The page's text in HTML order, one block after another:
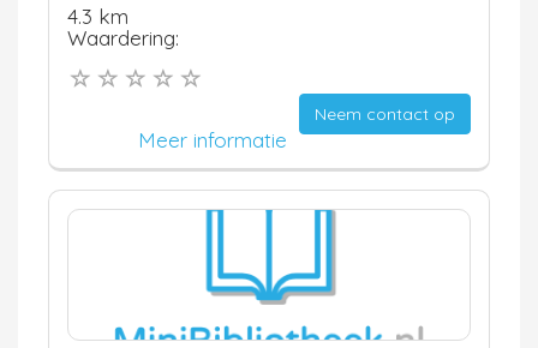
4.3 km
Waardering:
Neem contact op
Meer informatie